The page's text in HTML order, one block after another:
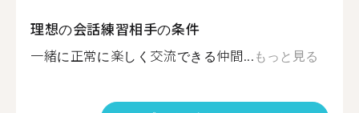
理想の会話練習相手の条件
一緒に正常に楽しく交流できる仲間...もっと見る